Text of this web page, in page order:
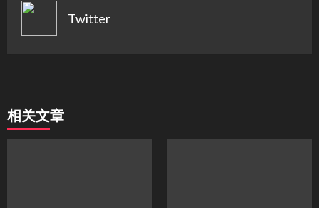
Twitter
相关文章